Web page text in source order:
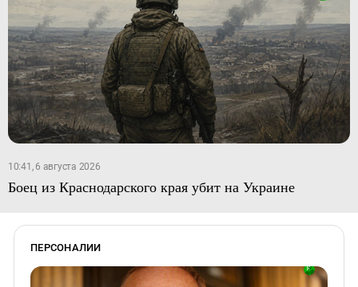
10:41, 6 августа 2026
Боец из Краснодарского края убит на Украине
ПЕРСОНАЛИИ